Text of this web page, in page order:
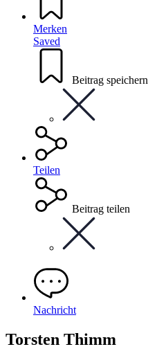
Merken
Saved
Beitrag speichern
Teilen
Beitrag teilen
Nachricht
Torsten Thimm